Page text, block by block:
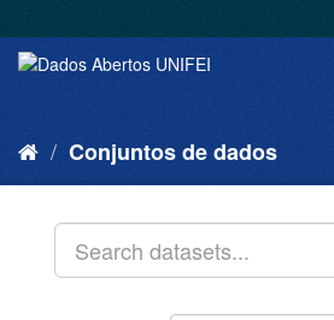
Conjuntos de dados